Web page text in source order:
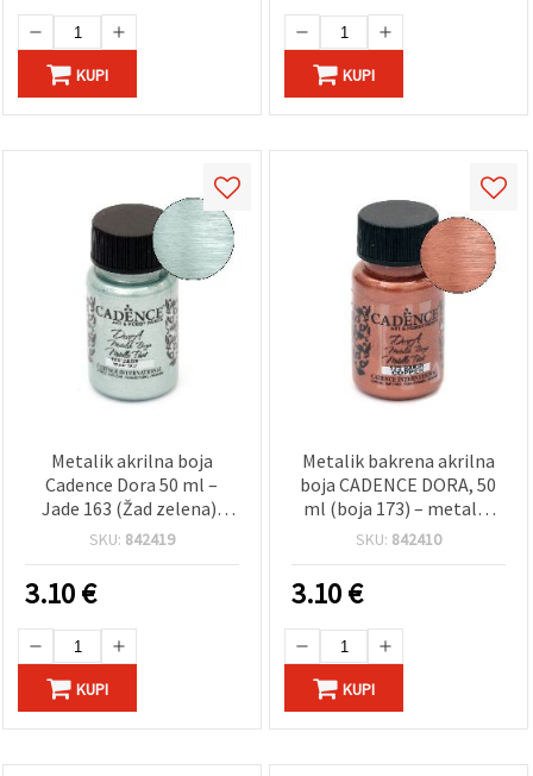
KUPI KUPI
Metalik akrilna boja
Cadence Dora 50 ml –
Jade 163 (Žad zelena),
svjetlucava za DIY, platno,
SKU: 842419
3.10€
KUPI
Metalik bakrena akrilna
boja CADENCE DORA, 50
ml (boja 173) – metalni
efekt za platno, drvo,
SKU: 842410
3.10€
KUPI